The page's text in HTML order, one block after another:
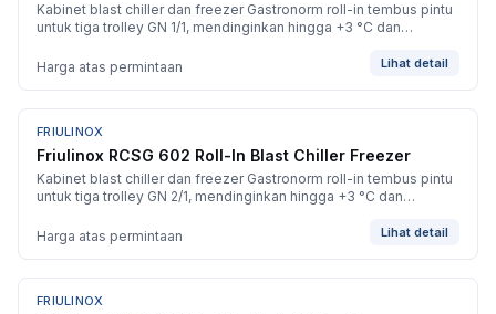
Kabinet blast chiller dan freezer Gastronorm roll-in tembus pintu
untuk tiga trolley GN 1/1, mendinginkan hingga +3 °C dan
Harga atas permintaan
Lihat detail
BARU
FRIULINOX
Friulinox RCSG 602 Roll-In Blast Chiller Freezer
Kabinet blast chiller dan freezer Gastronorm roll-in tembus pintu
untuk tiga trolley GN 2/1, mendinginkan hingga +3 °C dan
Harga atas permintaan
Lihat detail
BARU
FRIULINOX